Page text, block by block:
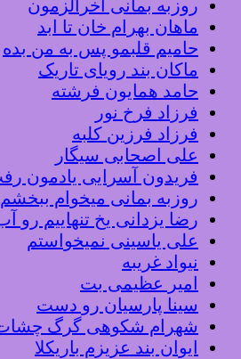
روزبه بمانی آخرالزمون
ماهان بهرام خان تا ابد
حامیم قلبمو پس به من بده
ماکان بند رویای تاریک
حامد همایون فرشته
فرزاد فرخ نور
فرزاد فرزین کلبه
علی اصحابی سیگار
فریدون آسرایی یادمون
روزبه بمانی میخوام
رضا یزدانی یخ تنهاییم رو
علی یاسینی نمیخواستم
نیواد غریبه
امیر عظیمی بت
سینا پارسیان رو دست
شهرام شکوهی گرگ
ایوان بند عزیزم باریکلا